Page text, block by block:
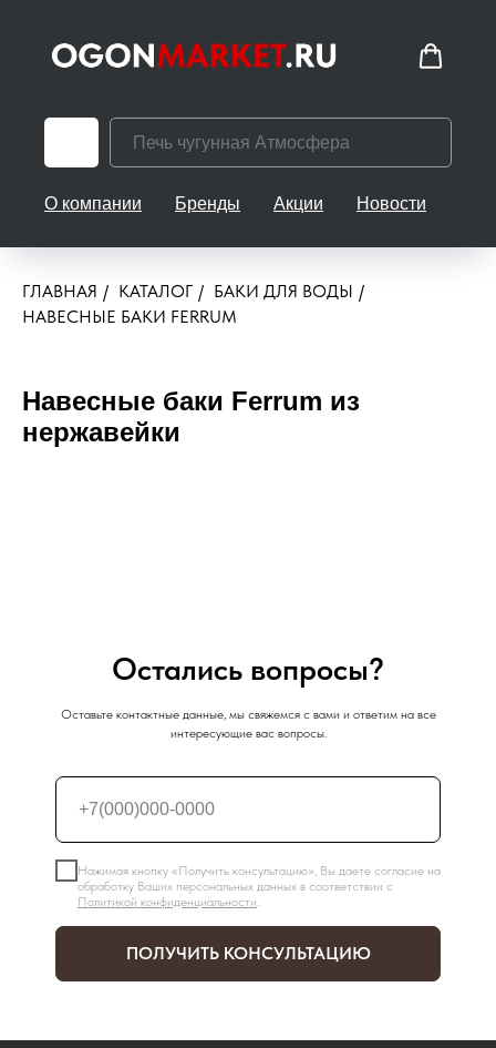
О компании Бренды Акции Новости
ГЛАВНАЯ / КАТАЛОГ / БАКИ ДЛЯ ВОДЫ /
НАВЕСНЫЕ БАКИ FERRUM
Навесные баки Ferrum из
нержавейки
Остались вопросы?
Оставьте контактные данные, мы свяжемся с вами и ответим на все
интересующие вас вопросы.
Нажимая кнопку «Получить консультацию», Вы даете согласие на
обработку Ваших персональных данных в соответствии с
Политикой конфиденциальности.
ПОЛУЧИТЬ КОНСУЛЬТАЦИЮ